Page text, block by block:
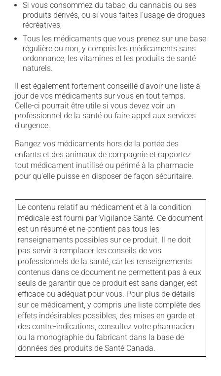
Si vous consommez du tabac, du cannabis ou ses
produits dérivés, ou si vous faites l'usage de drogues
récréatives;
Tous les médicaments que vous prenez sur une base
régulière ou non, y compris les médicaments sans
ordonnance, les vitamines et les produits de santé
naturels.
Il est également fortement conseillé d'avoir une liste à
jour de vos médicaments sur vous en tout temps.
Celle-ci pourrait être utile si vous devez voir un
professionnel de la santé ou faire appel aux services
d'urgence.
Rangez vos médicaments hors de la portée des
enfants et des animaux de compagnie et rapportez
tout médicament inutilisé ou périmé à la pharmacie
pour qu'elle puisse en disposer de façon sécuritaire.
Le contenu relatif au médicament et à la condition
médicale est fourni par Vigilance Santé. Ce document
est un résumé et ne contient pas tous les
renseignements possibles sur ce produit. Il ne doit
pas servir à remplacer les conseils de vos
professionnels de la santé, car les renseignements
contenus dans ce document ne permettent pas à eux
seuls de garantir que ce produit est sans danger, est
efficace ou adéquat pour vous. Pour plus de détails
sur ce médicament, y compris une liste complète des
effets indésirables possibles, des mises en garde et
des contre-indications, consultez votre pharmacien
ou la monographie du fabricant dans la base de
données des produits de Santé Canada.